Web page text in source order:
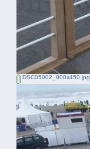
DSC05002_800x450.jpg